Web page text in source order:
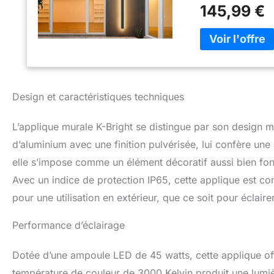
Remarque: vous
connexion du fil
(connecteurs de
luminaires
oblique) et
【Installation
d'installation.
cassée, veuillez
145,99 €
Design et caractéristiques techniques
L’applique murale K-Bright se distingue par son design
d’aluminium avec une finition pulvérisée, lui confère
elle s’impose comme un élément décoratif aussi bien
Avec un indice de protection IP65, cette applique est
pour une utilisation en extérieur, que ce soit pour
Performance d’éclairage
Dotée d’une ampoule LED de 45 watts, cette applique